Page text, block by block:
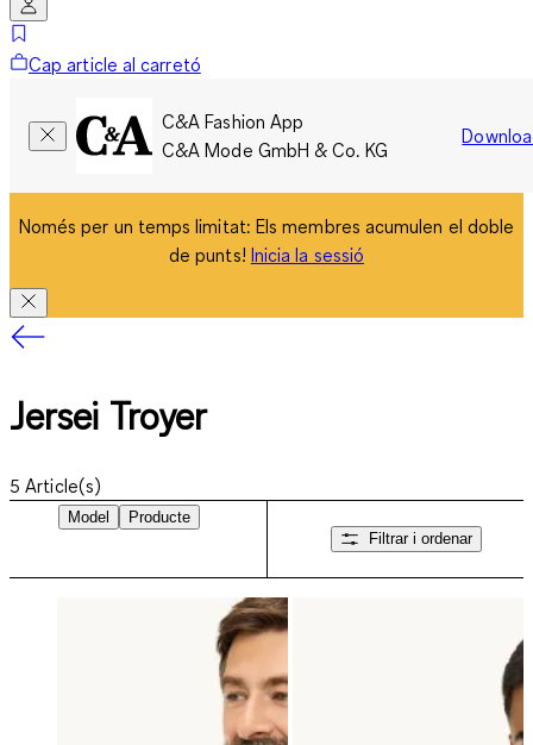
Cap article al carretó
C&A Fashion App
C&A Mode GmbH & Co. KG
Només per un temps limitat: Els membres acumulen el doble
de punts! Inicia la sessió
Jersei Troyer
5 Article(s)
Model
Producte
Filtrar i ordenar